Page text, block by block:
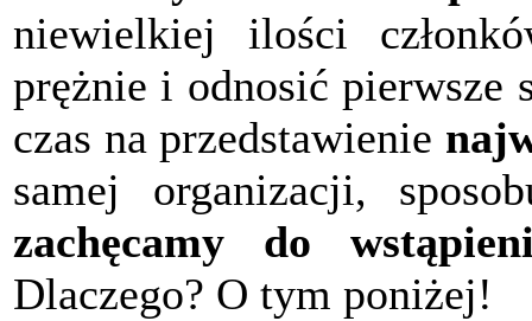
niewielkiej ilości
prężnie i odnosić pierwsze
czas na przedstawienie
samej organizacji,
zachęcamy do
Dlaczego? O tym poniżej!